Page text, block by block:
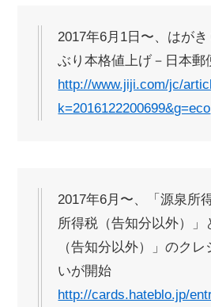
2017年6月1日〜、はが
ぶり本格値上げ－日本郵
http://www.jiji.com/jc/
k=2016122200699&g=eco
2017年6月〜、「源泉所
所得税（告知分以外）」
（告知分以外）」のク
いが開始
http://cards.hateblo.jp/